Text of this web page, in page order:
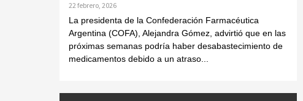
22 febrero, 2026
La presidenta de la Confederación Farmacéutica
Argentina (COFA), Alejandra Gómez, advirtió que en las
próximas semanas podría haber desabastecimiento de
medicamentos debido a un atraso...